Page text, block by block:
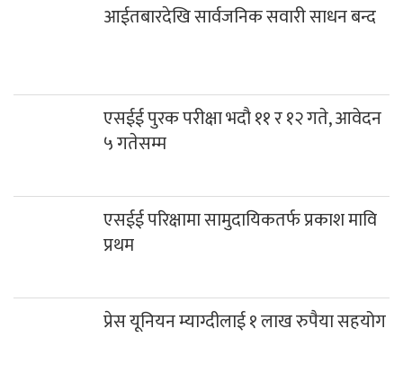
आईतबारदेखि सार्वजनिक सवारी साधन बन्द
एसईई पुरक परीक्षा भदौ ११ र १२ गते, आवेदन
५ गतेसम्म
एसईई परिक्षामा सामुदायिकतर्फ प्रकाश मावि
प्रथम
प्रेस यूनियन म्याग्दीलाई १ लाख रुपैया सहयोग